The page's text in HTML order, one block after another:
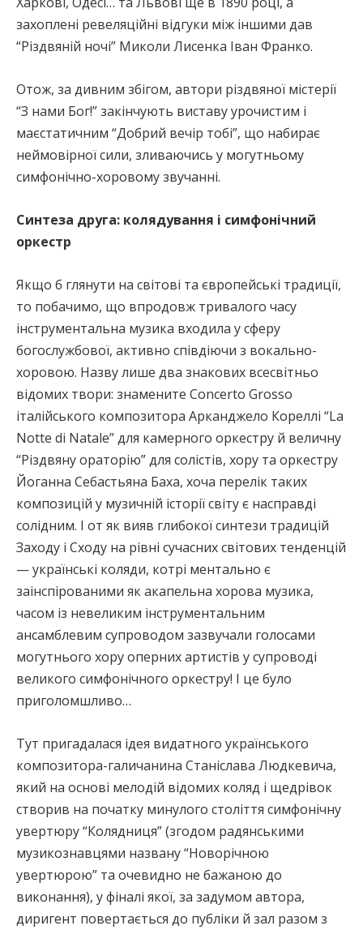
захоплені ревеляційні відгуки між іншими дав
“Різдвяній ночі” Миколи Лисенка Іван Франко.
Отож, за дивним збігом, автори різдвяної містерії
“З нами Бог!” закінчують виставу урочистим і
маєстатичним “Добрий вечір тобі”, що набирає
неймовірної сили, зливаючись у могутньому
симфонічно-хоровому звучанні.
Синтеза друга: колядування і симфонічний
оркестр
Якщо б глянути на світові та європейські традиції,
то побачимо, що впродовж тривалого часу
інструментальна музика входила у сферу
богослужбової, активно співдіючи з вокально-
хоровою. Назву лише два знакових всесвітньо
відомих твори: знамените Concerto Grosso
італійського композитора Арканджело Кореллі “La
Notte di Natale” для камерного оркестру й величну
“Різдвяну ораторію” для солістів, хору та оркестру
Йоганна Себастьяна Баха, хоча перелік таких
композицій у музичній історії світу є насправді
солідним. І от як вияв глибокої синтези традицій
Заходу і Сходу на рівні сучасних світових тенденцій
— українські коляди, котрі ментально є
заінспірованими як акапельна хорова музика,
часом із невеликим інструментальним
ансамблевим супроводом зазвучали голосами
могутнього хору оперних артистів у супроводі
великого симфонічного оркестру! І це було
приголомшливо…
Тут пригадалася ідея видатного українського
композитора-галичанина Станіслава Людкевича,
який на основі мелодій відомих коляд і щедрівок
створив на початку минулого століття симфонічну
увертюру “Колядниця” (згодом радянськими
музикознавцями названу “Новорічною
увертюрою” та очевидно не бажаною до
виконання), у фіналі якої, за задумом автора,
диригент повертається до публіки й зал разом з